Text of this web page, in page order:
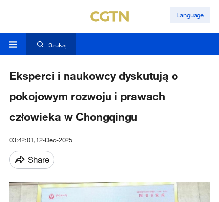
Language
Szukaj
Eksperci i naukowcy dyskutują o
pokojowym rozwoju i prawach
człowieka w Chongqingu
03:42:01,12-Dec-2025
Share